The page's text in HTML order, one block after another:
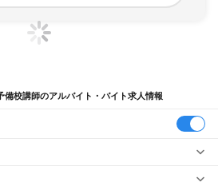
備校講師のアルバイト・バイト求人情報